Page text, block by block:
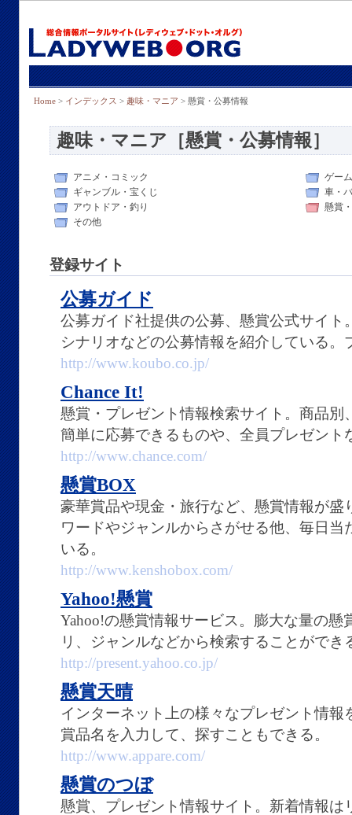
Home > インデックス > 趣味・マニア > 懸賞・公募情報
趣味・マニア［懸賞・公募情報］
アニメ・コミック
ゲー
ギャンブル・宝くじ
車・
アウトドア・釣り
懸賞
その他
登録サイト
公募ガイド
公募ガイド社提供の公募、懸賞公式サイト
シナリオなどの公募情報を紹介している。
http://www.koubo.co.jp/
Chance It!
懸賞・プレゼント情報検索サイト。商品別
簡単に応募できるものや、全員プレゼント
http://www.chance.com/
懸賞BOX
豪華賞品や現金・旅行など、懸賞情報が盛
ワードやジャンルからさがせる他、毎日
いる。
http://www.kenshobox.com/
Yahoo!懸賞
Yahoo!の懸賞情報サービス。膨大な量の
リ、ジャンルなどから検索することができ
http://present.yahoo.co.jp/
懸賞天晴
インターネット上の様々なプレゼント情
賞品名を入力して、探すこともできる。
http://www.appare.com/
懸賞のつぼ
懸賞、プレゼント情報サイト。新着情報は